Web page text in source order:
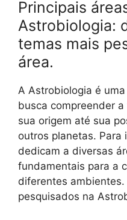
Principais
Astrobiologia:
temas mais
área.
A Astrobiologia é
busca compreender
sua origem até sua
outros planetas. Para
dedicam a diversas
fundamentais para a
diferentes
pesquisados na